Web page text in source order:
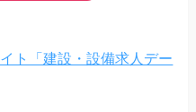
ト「建設・設備求人デー